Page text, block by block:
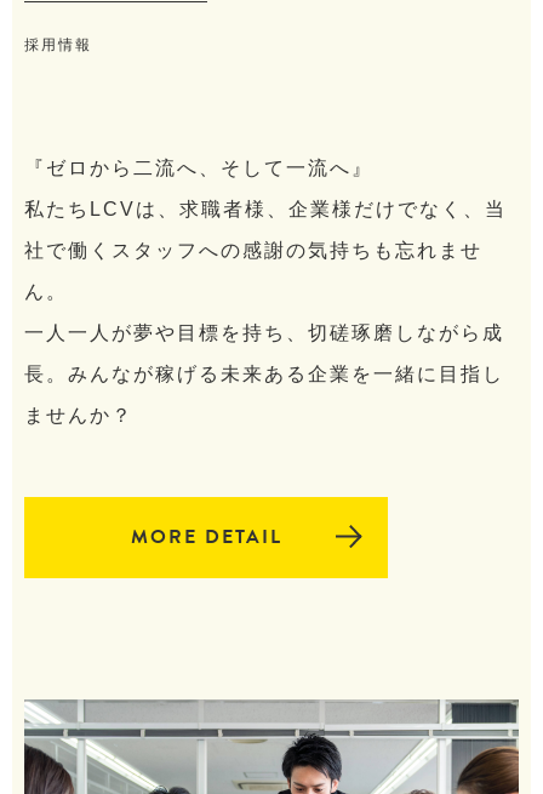
採用情報
『ゼロから二流へ、そして一流へ』
私たちLCVは、求職者様、企業様だけでなく、当
社で働くスタッフへの感謝の気持ちも忘れませ
ん。
一人一人が夢や目標を持ち、切磋琢磨しながら成
長。みんなが稼げる未来ある企業を一緒に目指し
ませんか？
MORE DETAIL